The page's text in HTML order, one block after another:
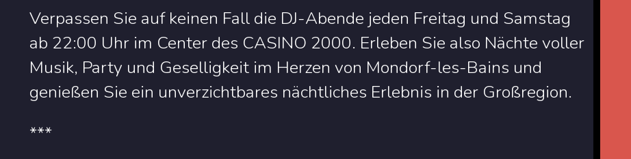
Verpassen Sie auf keinen Fall die DJ-Abende jeden Freitag und Samstag
ab 22:00 Uhr im Center des CASINO 2000. Erleben Sie also Nächte voller
Musik, Party und Geselligkeit im Herzen von Mondorf-les-Bains und
genießen Sie ein unverzichtbares nächtliches Erlebnis in der Großregion.
***